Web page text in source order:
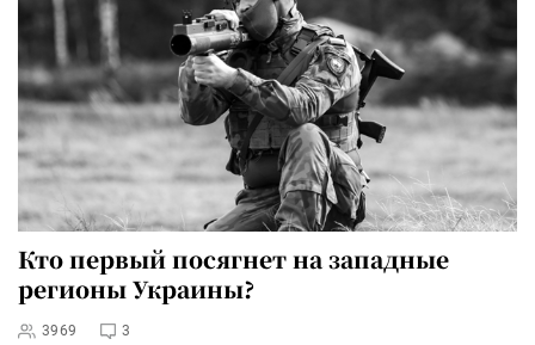
Кто первый посягнет на западные
регионы Украины?
3969 3